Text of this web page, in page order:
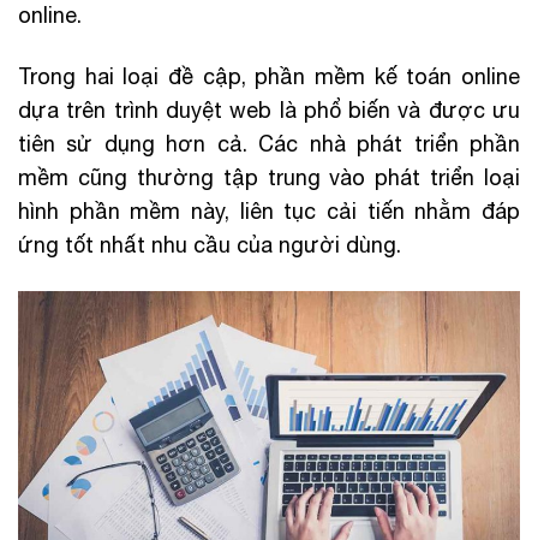
online.
Trong hai loại đề cập, phần mềm kế toán online
dựa trên trình duyệt web là phổ biến và được ưu
tiên sử dụng hơn cả. Các nhà phát triển phần
mềm cũng thường tập trung vào phát triển loại
hình phần mềm này, liên tục cải tiến nhằm đáp
ứng tốt nhất nhu cầu của người dùng.